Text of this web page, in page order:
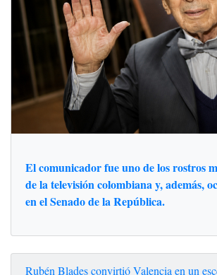
El comunicador fue uno de los rostros
de la televisión colombiana y, además,
en el Senado de la República.
Rubén Blades convirtió Valencia en un